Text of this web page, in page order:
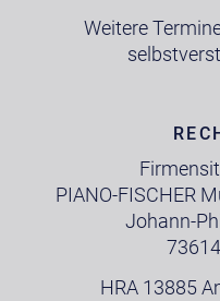
Weitere
PIANO-FISCHER
Johann-
HRA 13885